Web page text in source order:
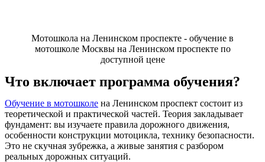
Мотошкола на Ленинском проспекте - обучение в
мотошколе Москвы на Ленинском проспекте по
доступной цене
Что включает программа обучения?
Обучение в мотошколе на Ленинском проспект состоит из
теоретической и практической частей. Теория закладывает
фундамент: вы изучаете правила дорожного движения,
особенности конструкции мотоцикла, технику безопасности.
Это не скучная зубрежка, а живые занятия с разбором
реальных дорожных ситуаций.